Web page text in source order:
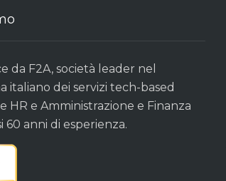
da F2A, società leader nel
italiano dei servizi tech-based
HR e Amministrazione e Finanza
60 anni di esperienza.